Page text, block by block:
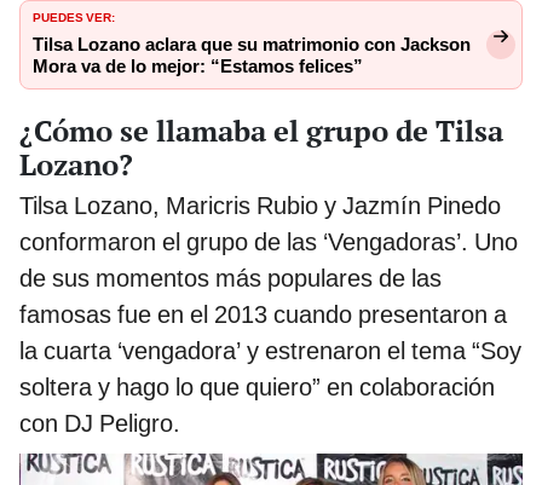
PUEDES VER:
Tilsa Lozano aclara que su matrimonio con Jackson
Mora va de lo mejor: “Estamos felices”
¿Cómo se llamaba el grupo de Tilsa
Lozano?
Tilsa Lozano, Maricris Rubio y Jazmín Pinedo
conformaron el grupo de las ‘Vengadoras’. Uno
de sus momentos más populares de las
famosas fue en el 2013 cuando presentaron a
la cuarta ‘vengadora’ y estrenaron el tema “Soy
soltera y hago lo que quiero” en colaboración
con DJ Peligro.